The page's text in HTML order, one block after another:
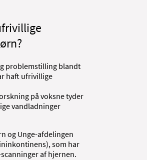
problemstilling blandt
haft ufrivillige
på voksne tyder
vandladninger
og Unge-afdelingen
som har
af hjernen.